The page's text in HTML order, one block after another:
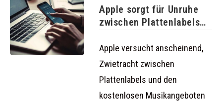
Apple sorgt für Unruhe
zwischen Plattenlabels
Apple versucht anscheinend,
Zwietracht zwischen
Plattenlabels und den
kostenlosen Musikangeboten